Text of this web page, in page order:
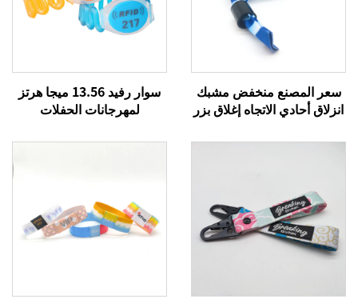
سعر المصنع منخفض مشبك
انزلاق أحادي الاتجاه إغلاق بزر
سوار رفيد 13.56 ميجا هرتز
لمهرجانات الحفلات
منسوجة بنظام إن إف سي